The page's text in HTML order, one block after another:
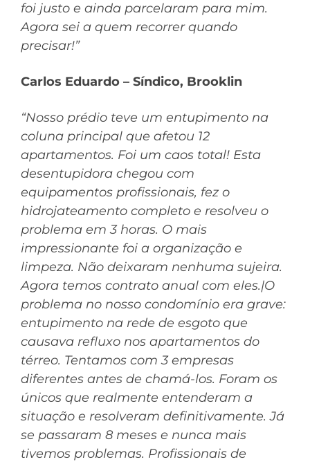
foi justo e ainda parcelaram para mim.
Agora sei a quem recorrer quando
precisar!”
Carlos Eduardo – Síndico, Brooklin
“Nosso prédio teve um entupimento na
coluna principal que afetou 12
apartamentos. Foi um caos total! Esta
desentupidora chegou com
equipamentos profissionais, fez o
hidrojateamento completo e resolveu o
problema em 3 horas. O mais
impressionante foi a organização e
limpeza. Não deixaram nenhuma sujeira.
Agora temos contrato anual com eles.|O
problema no nosso condomínio era grave:
entupimento na rede de esgoto que
causava refluxo nos apartamentos do
térreo. Tentamos com 3 empresas
diferentes antes de chamá-los. Foram os
únicos que realmente entenderam a
situação e resolveram definitivamente. Já
se passaram 8 meses e nunca mais
tivemos problemas. Profissionais de